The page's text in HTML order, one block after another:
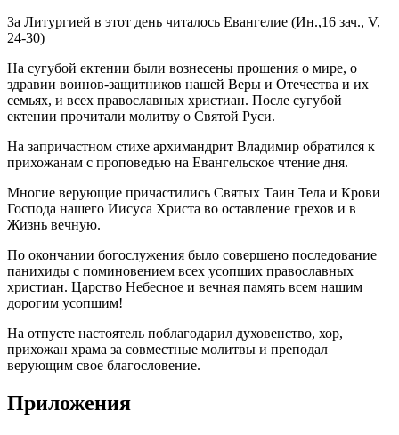
За Литургией в этот день читалось Евангелие (Ин.,16 зач., V,
24-30)
На сугубой ектении были вознесены прошения о мире, о
здравии воинов-защитников нашей Веры и Отечества и их
семьях, и всех православных христиан. После сугубой
ектении прочитали молитву о Святой Руси.
На запричастном стихе архимандрит Владимир обратился к
прихожанам с проповедью на Евангельское чтение дня.
Многие верующие причастились Святых Таин Тела и Крови
Господа нашего Иисуса Христа во оставление грехов и в
Жизнь вечную.
По окончании богослужения было совершено последование
панихиды с поминовением всех усопших православных
христиан. Царство Небесное и вечная память всем нашим
дорогим усопшим!
На отпусте настоятель поблагодарил духовенство, хор,
прихожан храма за совместные молитвы и преподал
верующим свое благословение.
Приложения